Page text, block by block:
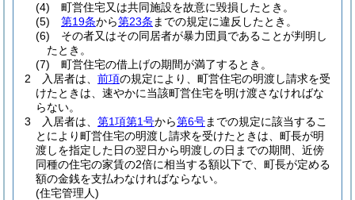
(4)
町営住宅又は共同施設を故意に毀損したとき。
(5)
第19条から第23条 までの規定に違反したとき。
(6)
その者又はその同居者が暴力団員であることが判明し
たとき。
(7)
町営住宅の借上げの期間が満了するとき。
2
入居者は、 前項の規定により、町営住宅の明渡し請求を受
けたときは、速やかに当該町営住宅を明け渡さなければな
らない。
3
入居者は、 第1項第1号から第6号までの規定に該当するこ
とにより町営住宅の明渡し請求を受けたときは、町長が明
渡しを指定した日の翌日から明渡しの日までの期間、近傍
同種の住宅の家賃の2倍に相当する額以下で、町長が定める
額の金銭を支払わなければならない。
(住宅管理人)